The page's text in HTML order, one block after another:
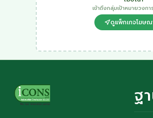
เข้าถึงกลุ่มเป้าหมายวงก
ดูแพ็กเกจโฆษ
ฐ